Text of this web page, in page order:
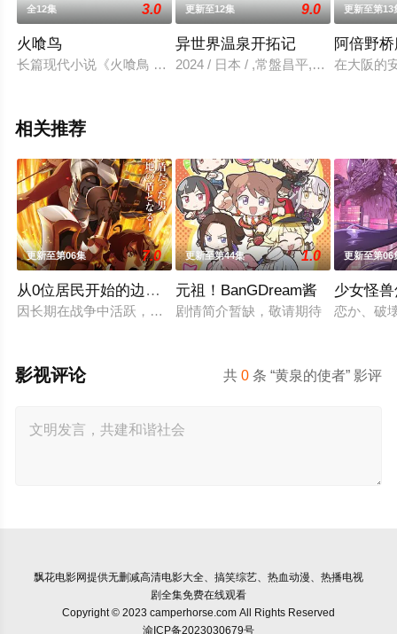
全12集 3.0
火喰鸟
长篇现代小说《火喰鳥 羽州ぼろ鳶組》动画化决定！
更新至12集 9.0
异世界温泉开拓记
2024 / 日本 / ,常盤昌平,三宅麻理惠,
更新至第13
阿倍野
在大阪的
相关推荐
更新至第06集 7.0
从0位居民开始的边境领主大人
因长期在战争中活跃，而被称为〝救国英雄〞的男人——迪亚斯
更新至第44集 1.0
元祖！BanGDream酱
剧情简介暂缺，敬请期待
更新至第06
少女怪
恋か、破
共0 条 “黄泉的使者” 影评
影视评论
飘花电影网提供无删减高清电影大全、搞笑综艺、热血动漫、热播电视
剧全集免费在线观看
Copyright © 2023 camperhorse.com All Rights Reserved
渝ICP备2023030679号